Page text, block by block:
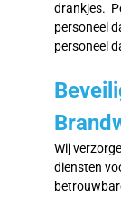
drankjes.
personeel
personeel
Wij
diensten